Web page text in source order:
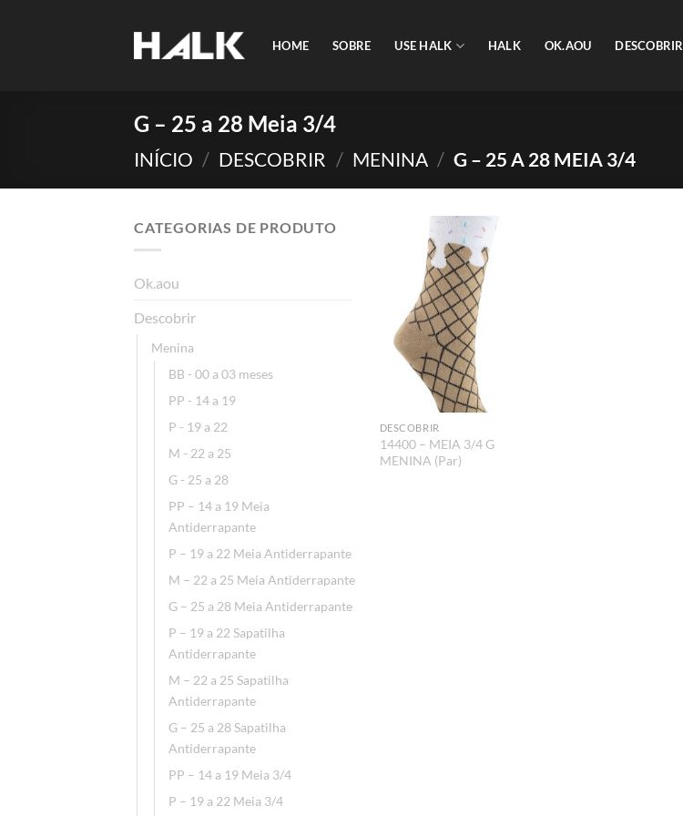
HOME SOBRE USE HALK HALK OK.AOU DESCOBRIR
G – 25 a 28 Meia 3/4
INÍCIO / DESCOBRIR / MENINA / G – 25 A 28 MEIA 3/4
CATEGORIAS DE PRODUTO
Ok.aou
Descobrir
Menina
BB - 00 a 03 meses
PP - 14 a 19
P - 19 a 22
M - 22 a 25
G - 25 a 28
PP – 14 a 19 Meia
Antiderrapante
P – 19 a 22 Meia Antiderrapante
M – 22 a 25 Meia Antiderrapante
G – 25 a 28 Meia Antiderrapante
P – 19 a 22 Sapatilha
Antiderrapante
M – 22 a 25 Sapatilha
Antiderrapante
G – 25 a 28 Sapatilha
Antiderrapante
PP – 14 a 19 Meia 3/4
P – 19 a 22 Meia 3/4
Adicionar
DESCOBRIR
14400 – MEIA 3/4 G
MENINA (Par)